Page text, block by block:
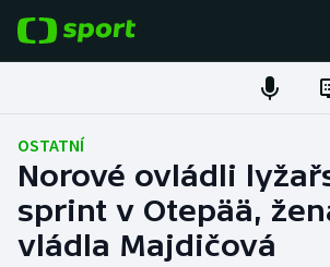
Fotbal
Hokej
Tenis
OSTATNÍ
Norové ovládli
sprint v Otepää,
vládla Majdičová